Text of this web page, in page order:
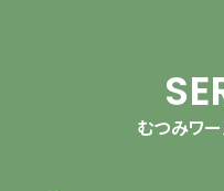
むつみワ